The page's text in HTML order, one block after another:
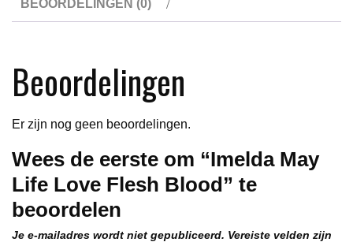
BEOORDELINGEN (0)
Beoordelingen
Er zijn nog geen beoordelingen.
Wees de eerste om “Imelda May
Life Love Flesh Blood” te
beoordelen
Je e-mailadres wordt niet gepubliceerd. Vereiste velden zijn